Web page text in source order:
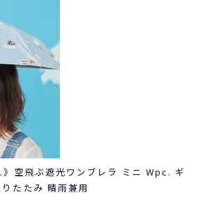
空飛ぶ遮光ワンブレラ ミニ Wpc. ギ
たたみ 晴雨兼用